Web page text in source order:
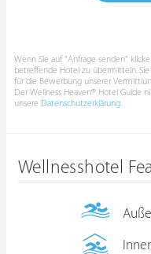
Wenn Sie auf "Anfrage senden"
betreffende Hotel zu übermitteln.
für die Bewerbung unserer
Der Wellness Heaven® Hotel Guide
unsere Datenschutzerklärung.
Wellnesshotel